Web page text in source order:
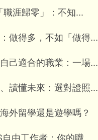
職涯歸零」：不知...
做得多，不如「做得...
己適合的職業：一場...
讀懂未來：選對證照...
外留學還是遊學嗎？
自由工作者：你的職...